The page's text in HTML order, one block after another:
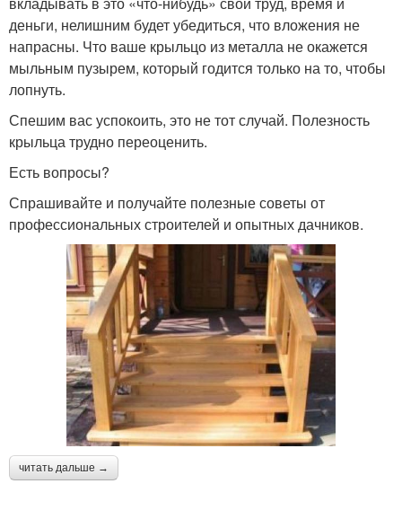
деньги, нелишним будет убедиться, что вложения не
напрасны. Что ваше крыльцо из металла не окажется
мыльным пузырем, который годится только на то, чтобы
лопнуть.
Спешим вас успокоить, это не тот случай. Полезность
крыльца трудно переоценить.
Есть вопросы?
Спрашивайте и получайте полезные советы от
профессиональных строителей и опытных дачников.
читать дальше →